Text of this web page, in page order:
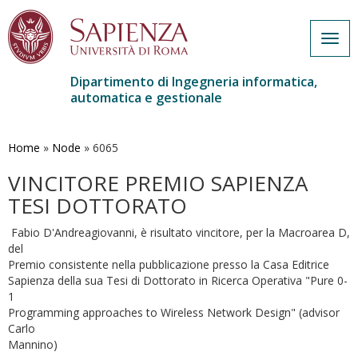
contenuto
Dipartimento di Ingegneria informatica,
automatica e gestionale
Home » Node » 6065
VINCITORE PREMIO SAPIENZA
TESI DOTTORATO
Fabio D'Andreagiovanni, è risultato vincitore, per la Macroarea D,
del
Premio consistente nella pubblicazione presso la Casa Editrice
Sapienza della sua Tesi di Dottorato in Ricerca Operativa "Pure 0-
1
Programming approaches to Wireless Network Design" (advisor
Carlo
Mannino)